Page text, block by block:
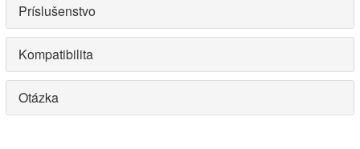
Príslušenstvo
Kompatibilita
Otázka